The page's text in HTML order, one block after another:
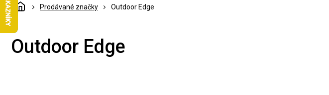
DomůProdávané značky Outdoor Edge
Outdoor Edge